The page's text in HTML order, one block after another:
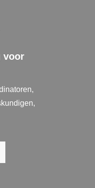
voor